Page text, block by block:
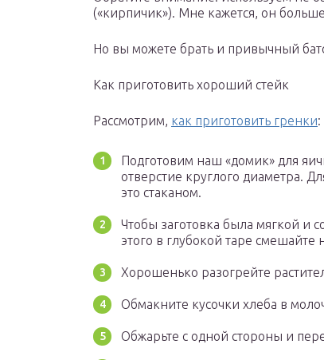
(«кирпичик»). Мне кажется, он
Но вы можете брать и привычный
Как приготовить хороший стейк
Рассмотрим, как приготовить гренки:
Подготовим наш «домик» для
отверстие круглого диаметра.
это стаканом.
Чтобы заготовка была мягкой и
этого в глубокой таре
Хорошенько разогрейте
Обмакните кусочки хлеба в
Обжарьте с одной стороны и